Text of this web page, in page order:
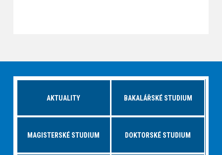
AKTUALITY BAKALÁŘSKÉ STUDIUM
MAGISTERSKÉ STUDIUM DOKTORSKÉ STUDIUM